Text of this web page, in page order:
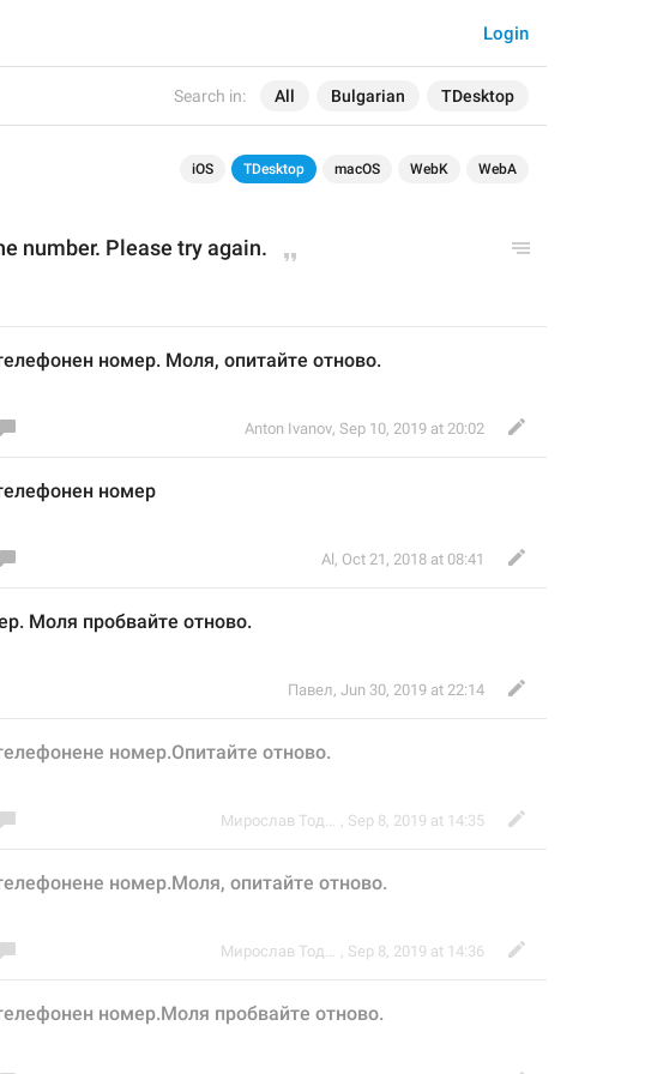
Search in: All Bulgarian TDesktop
Login
iOS TDesktop macOS WebK WebA
number. Please try again.
номер. Моля, опитайте отново.
Anton Ivanov, Sep 10, 2019 at 20:02
номер
Al , Oct 21, 2018 at 08:41
Моля пробвайте отново.
Павел, Jun 30, 2019 at 22:14
номер.Опитайте отново.
Мирослав Тодоров
🇧🇬
, Sep 8, 2019 at 14:35
номер.Моля, опитайте отново.
Мирослав Тодоров
🇧🇬
, Sep 8, 2019 at 14:36
номер.Моля пробвайте отново.